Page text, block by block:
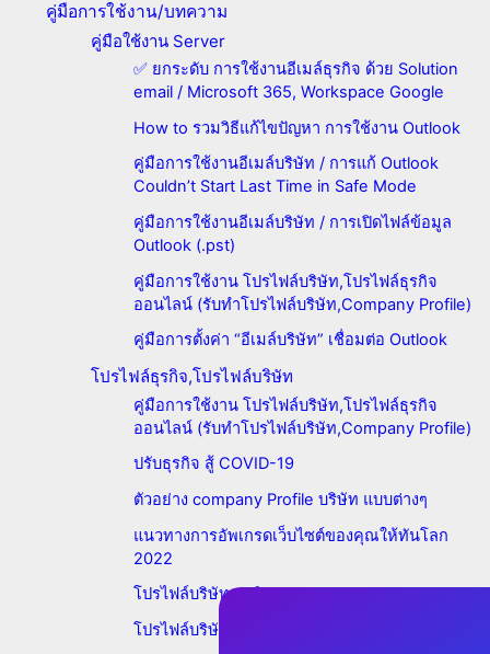
คู่มือการใช้งาน/บทความ
คู่มือใช้งาน Server
✅ ยกระดับ การใช้งานอีเมล์ธุรกิจ ด้วย Solution
email / Microsoft 365, Workspace Google
How to รวมวิธีแก้ไขปัญหา การใช้งาน Outlook
คู่มือการใช้งานอีเมล์บริษัท / การแก้ Outlook
Couldn’t Start Last Time in Safe Mode
คู่มือการใช้งานอีเมล์บริษัท / การเปิดไฟล์ข้อมูล
Outlook (.pst)
คู่มือการใช้งาน โปรไฟล์บริษัท,โปรไฟล์ธุรกิจ
ออนไลน์ (รับทำโปรไฟล์บริษัท,Company Profile)
คู่มือการตั้งค่า “อีเมล์บริษัท” เชื่อมต่อ Outlook
โปรไฟล์ธุรกิจ,โปรไฟล์บริษัท
คู่มือการใช้งาน โปรไฟล์บริษัท,โปรไฟล์ธุรกิจ
ออนไลน์ (รับทำโปรไฟล์บริษัท,Company Profile)
ปรับธุรกิจ สู้ COVID-19
ตัวอย่าง company Profile บริษัท แบบต่างๆ
แนวทางการอัพเกรดเว็บไซต์ของคุณให้ทันโลก
2022
โปรไฟล์บริษัท ธุรกิจอาหาร
โปรไฟล์บริษัท ไฟฟ้า